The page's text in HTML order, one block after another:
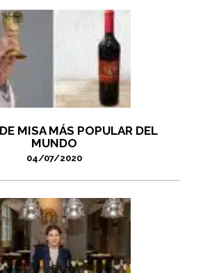
MISA MÁS POPULAR DEL
MUNDO
04/07/2020